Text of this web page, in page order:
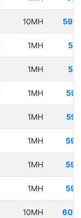
10MH
1MH
1MH
1MH
1MH
1MH
1MH
1MH
10MH